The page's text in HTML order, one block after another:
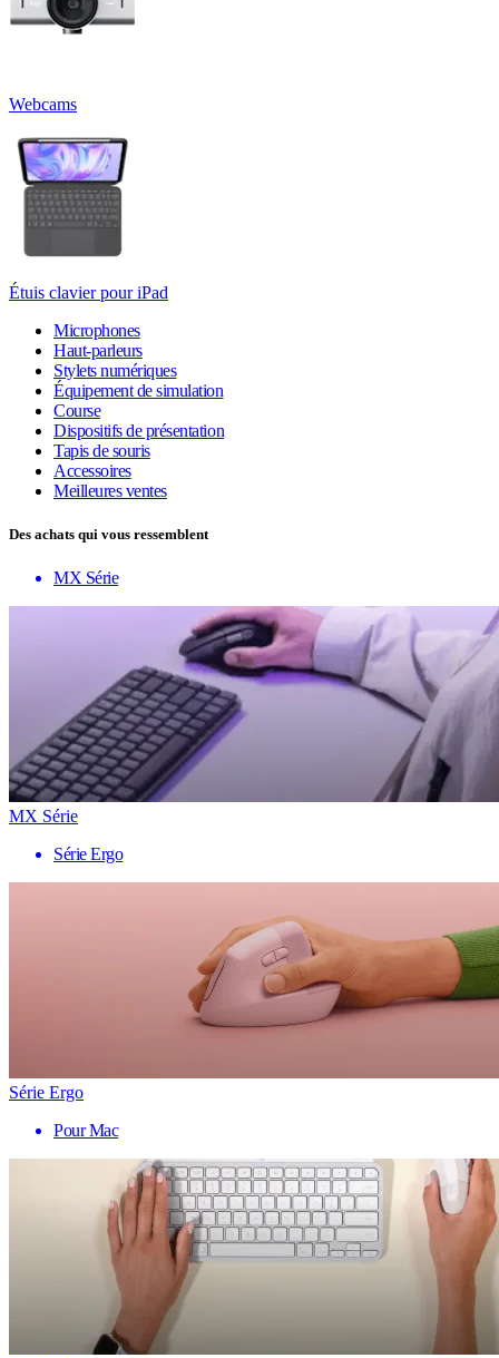
Webcams
Étuis clavier pour iPad
Microphones
Haut-parleurs
Stylets numériques
Équipement de simulation
Course
Dispositifs de présentation
Tapis de souris
Accessoires
Meilleures ventes
Des achats qui vous ressemblent
MX Série
MX Série
Série Ergo
Série Ergo
Pour Mac